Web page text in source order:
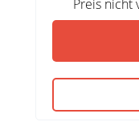
Preis nicht